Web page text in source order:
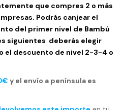
que compres 2 o más
Podrás canjear el
del primer nivel de Bambú
siguientes deberás elegir
el descuento de nivel 2-3-4 o
y el envío a península es